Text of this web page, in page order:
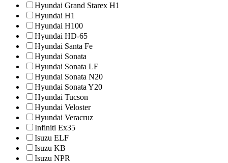
Hyundai Grand Starex H1
Hyundai H1
Hyundai H100
Hyundai HD-65
Hyundai Santa Fe
Hyundai Sonata
Hyundai Sonata LF
Hyundai Sonata N20
Hyundai Sonata Y20
Hyundai Tucson
Hyundai Veloster
Hyundai Veracruz
Infiniti Ex35
Isuzu ELF
Isuzu KB
Isuzu NPR